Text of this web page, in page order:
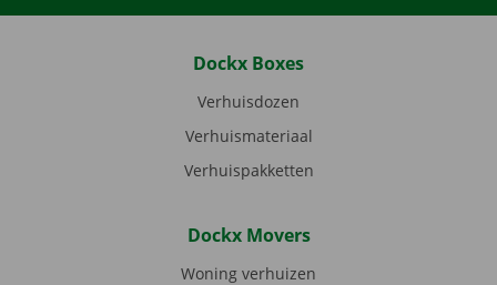
Dockx Boxes
Verhuisdozen
Verhuismateriaal
Verhuispakketten
Dockx Movers
Woning verhuizen